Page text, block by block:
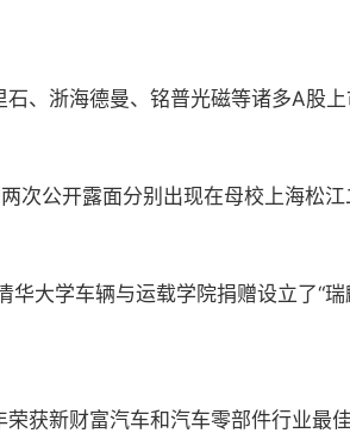
、浙海德曼、铭普光磁等诸多A股
次公开露面分别出现在母校上海松
大学车辆与运载学院捐赠设立了“瑞
获新财富汽车和汽车零部件行业最佳